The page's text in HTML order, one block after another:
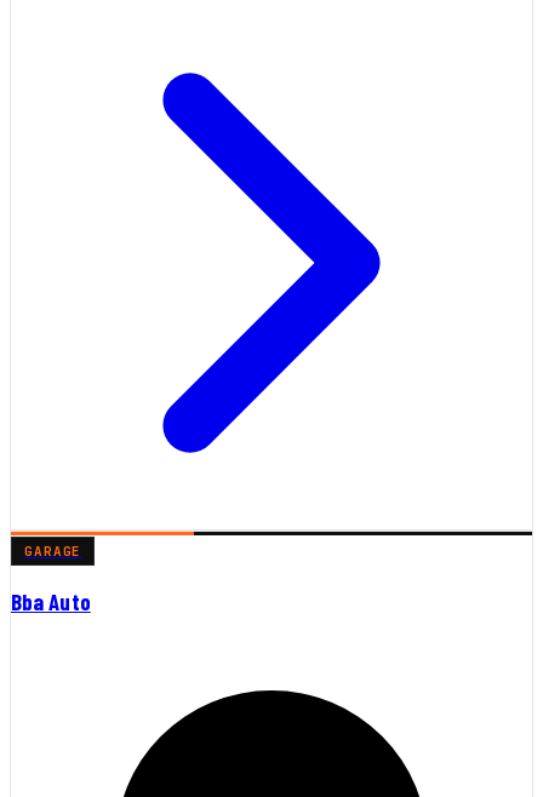
GARAGE
Bba Auto